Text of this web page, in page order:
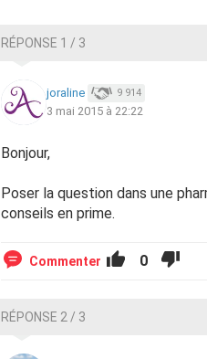
RÉPONSE 1 / 3
joraline 9 914
3 mai 2015 à 22:22
Bonjour,
Poser la question dans une
conseils en prime.
Commenter 0
RÉPONSE 2 / 3